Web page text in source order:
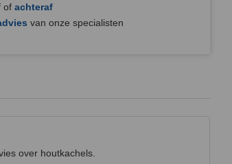
of achteraf
van onze specialisten
over houtkachels.